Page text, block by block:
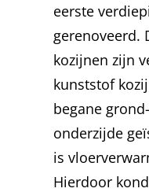
eerste
gerenoveerd.
kozijnen zijn
kunststof
begane
onderzijde
is
Hierdoor